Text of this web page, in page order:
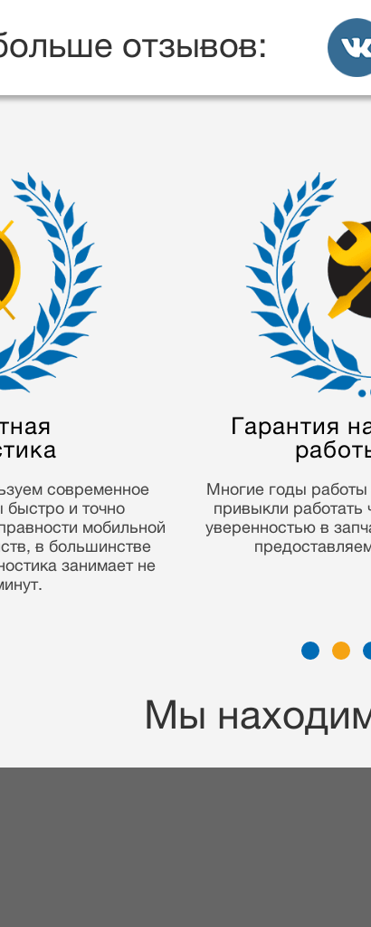
отзывов:
дней
сфере, мы
и ответственно! С
и своих навыках мы
90 дней!
Наши мастера
устройств.
накопленные
Мы